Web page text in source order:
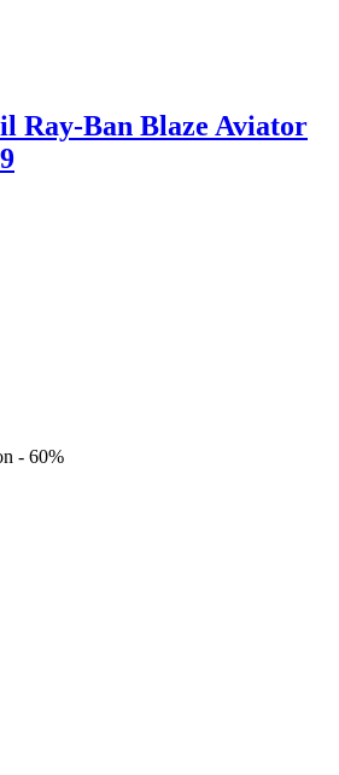
Ray-Ban Blaze Aviator
- 60%